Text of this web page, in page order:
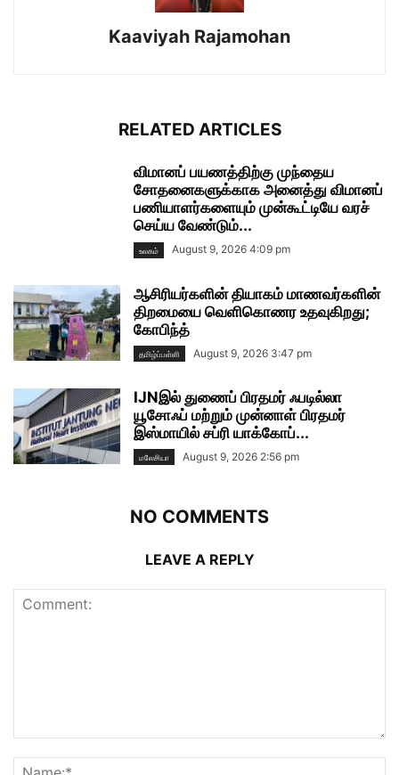
Kaaviyah Rajamohan
RELATED ARTICLES
விமானப் பயணத்திற்கு முந்தைய
சோதனைகளுக்காக அனைத்து விமானப்
பணியாளர்களையும் முன்கூட்டியே வரச்
செய்ய வேண்டும்...
உலகம் August 9, 2026 4:09 pm
ஆசிரியர்களின் தியாகம் மாணவர்களின்
திறமையை வெளிகொணர உதவுகிறது;
கோபிந்த்
தமிழ்ப்பள்ளி August 9, 2026 3:47 pm
IJNஇல் துணைப் பிரதமர் ஃபடில்லா
யூசோஃப் மற்றும் முன்னாள் பிரதமர்
இஸ்மாயில் சப்ரி யாக்கோப்...
மலேசியா August 9, 2026 2:56 pm
NO COMMENTS
LEAVE A REPLY